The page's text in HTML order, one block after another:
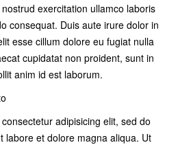
exercitation ullamco laboris
consequat. Duis aute irure dolor in
esse cillum dolore eu fugiat nulla
cupidatat non proident, sunt in
anim id est laborum.
adipisicing elit, sed do
labore et dolore magna aliqua. Ut